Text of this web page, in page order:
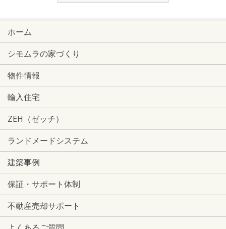
ホーム
シモムラの家づくり
物件情報
輸入住宅
ZEH（ゼッチ）
ランドメードシステム
建築事例
保証・サポート体制
不動産売却サポート